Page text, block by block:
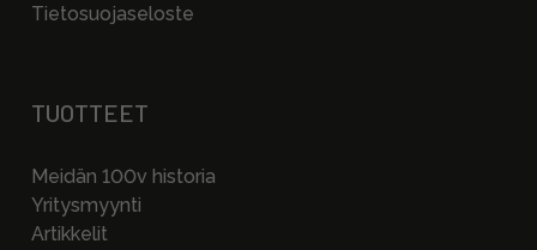
Tietosuojaseloste
TUOTTEET
Meidän 100v historia
Yritysmyynti
Artikkelit